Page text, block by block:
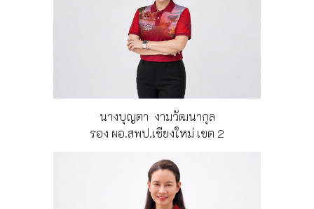
นางบุญตา งามวัฒนากุล
รอง ผอ.สพป.เชียงใหม่ เขต 2